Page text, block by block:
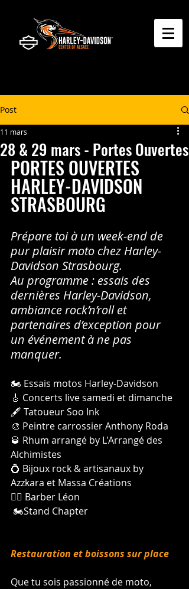
Post
28 & 29 mars - Portes Ouvertes
11 mars
PORTES OUVERTES
HARLEY-DAVIDSON
STRASBOURG
Prépare toi à un week-end de
pur plaisir moto chez Harley-
Davidson Strasbourg.
Au programme : essais des
dernières Harley-Davidson,
ambiance rock’n’roll et
partenaires d’exception pour
un événement à ne pas
manquer.
🏍 Essais motos Harley-Davidson
🎸 Concerts live samedi et dimanche
🖋 Tatoueur Soo Ink
🎨 Peintre carrossier Anthony Roda
🥃 Rhum arrangé by L'Arrangé des
Alchimistes
💍 Bijoux rock & artisanaux by
Azzkara et Massa Créations
🧔‍♂️ Barber Léon
🏍️Stand Chapter
Restauration et boissons sur place
Que tu sois passionné de moto,